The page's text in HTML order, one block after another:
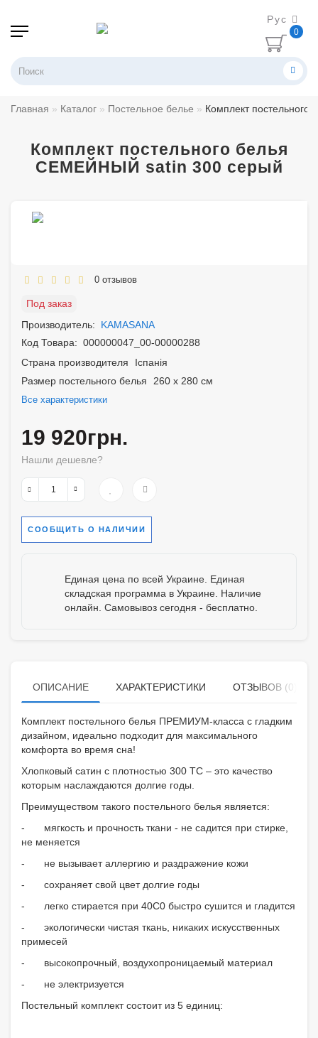
Рус
0
Главная Каталог Постельное белье Комплект
Комплект постельного белья
СЕМЕЙНЫЙ satin 300 серый
0 отзывов
Под заказ
Производитель:
KAMASANA
Код Товара: 000000047_00-00000288
Страна производителя
Іспанія
Размер постельного белья
260 x 280 см
Все характеристики
19 920грн.
Нашли дешевле?
СООБЩИТЬ О НАЛИЧИИ
Единая цена по всей Украине. Единая
складская программа в Украине. Наличие
онлайн. Самовывоз сегодня - бесплатно.
ОПИСАНИЕ ХАРАКТЕРИСТИКИ ОТЗЫВОВ (0)
Комплект постельного белья ПРЕМИУМ-класса с гладким
дизайном, идеально подходит для максимального
комфорта во время сна!
Хлопковый сатин с плотностью 300 ТС – это качество
которым наслаждаются долгие годы.
Преимуществом такого постельного белья является:
-
мягкость и прочность ткани - не садится при стирке,
не меняется
-
не вызывает аллергию и раздражение кожи
-
сохраняет свой цвет долгие годы
-
легко стирается при 40С0 быстро сушится и гладится
-
экологически чистая ткань, никаких искусственных
примесей
-
высокопрочный, воздухопроницаемый материал
-
не электризуется
Постельный комплект состоит из 5 единиц: